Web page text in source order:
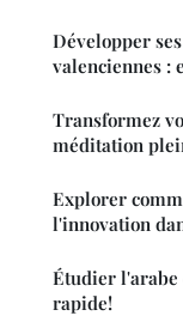
Développer
valenciennes :
Transformez
méditation
Explorer
l'innovation
Étudier l'arabe
rapide!